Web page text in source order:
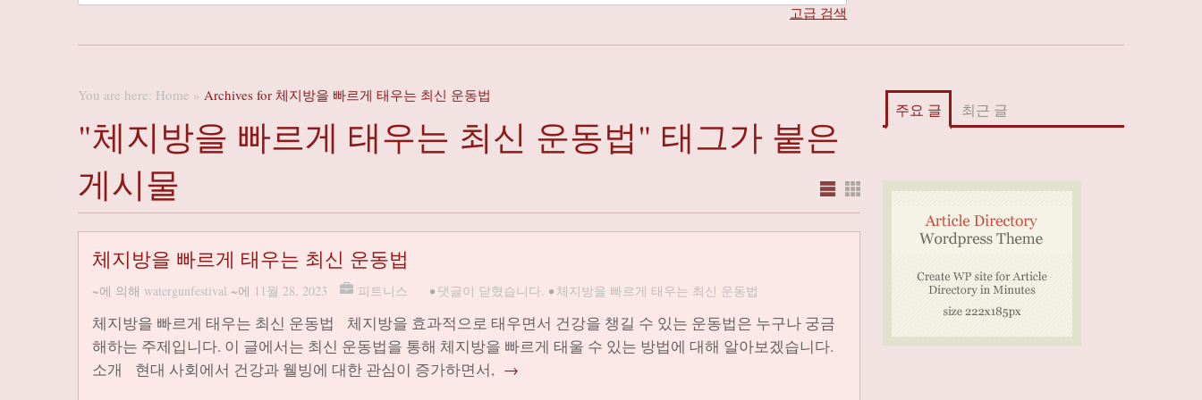
고급 검색
You are here: Home » Archives for 체지방을 빠르게 태우는 최신 운동법
"체지방을 빠르게 태우는 최신 운동법" 태그가 붙은
게시물
체지방을 빠르게 태우는 최신 운동법
~에 의해 watergunfestival ~에 11월 28, 2023 피트니스 • 댓글이 닫혔습니다. • 체지방을 빠르게 태우는 최신 운동법
체지방을 빠르게 태우는 최신 운동법 체지방을 효과적으로 태우면서 건강을 챙길 수 있는 운동법은 누구나 궁금
해하는 주제입니다. 이 글에서는 최신 운동법을 통해 체지방을 빠르게 태울 수 있는 방법에 대해 알아보겠습니다.
소개 현대 사회에서 건강과 웰빙에 대한 관심이 증가하면서, →
주요 글 최근 글